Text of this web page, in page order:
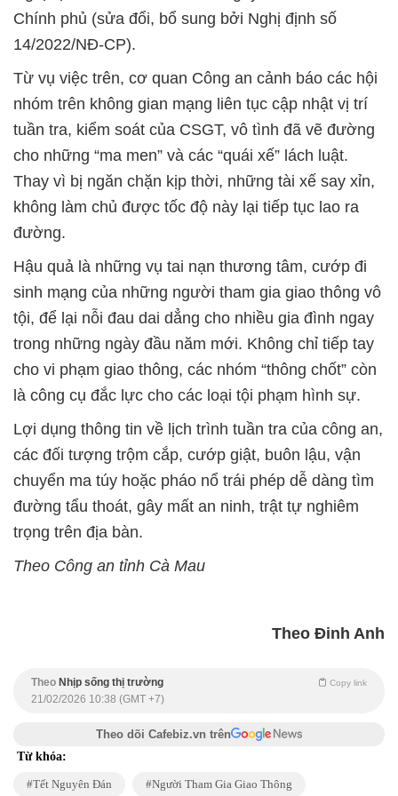
Chính phủ (sửa đổi, bổ sung bởi Nghị định số
14/2022/NĐ-CP).
Từ vụ việc trên, cơ quan Công an cảnh báo các hội
nhóm trên không gian mạng liên tục cập nhật vị trí
tuần tra, kiểm soát của CSGT, vô tình đã vẽ đường
cho những “ma men” và các “quái xế” lách luật.
Thay vì bị ngăn chặn kịp thời, những tài xế say xỉn,
không làm chủ được tốc độ này lại tiếp tục lao ra
đường.
Hậu quả là những vụ tai nạn thương tâm, cướp đi
sinh mạng của những người tham gia giao thông vô
tội, để lại nỗi đau dai dẳng cho nhiều gia đình ngay
trong những ngày đầu năm mới. Không chỉ tiếp tay
cho vi phạm giao thông, các nhóm “thông chốt” còn
là công cụ đắc lực cho các loại tội phạm hình sự.
Lợi dụng thông tin về lịch trình tuần tra của công an,
các đối tượng trộm cắp, cướp giật, buôn lậu, vận
chuyển ma túy hoặc pháo nổ trái phép dễ dàng tìm
đường tẩu thoát, gây mất an ninh, trật tự nghiêm
trọng trên địa bàn.
Theo Công an tỉnh Cà Mau
Theo Đinh Anh
Theo Nhịp sống thị trường Copy link
21/02/2026 10:38 (GMT +7)
Theo dõi Cafebiz.vn trên
Từ khóa:
Tết Nguyên Đán Người Tham Gia Giao Thông